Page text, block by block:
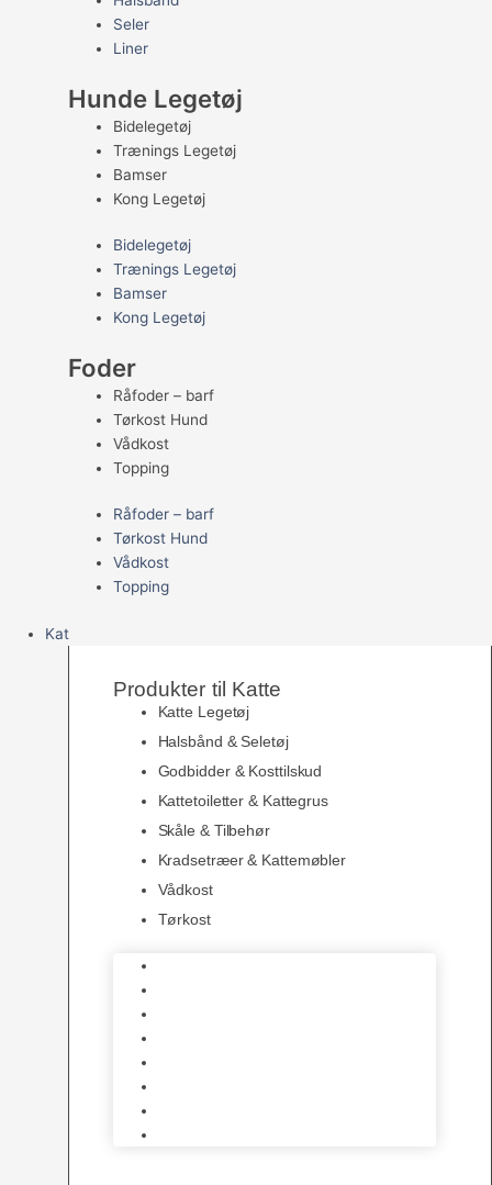
Seler
Liner
Hunde Legetøj
Bidelegetøj
Trænings Legetøj
Bamser
Kong Legetøj
Bidelegetøj
Trænings Legetøj
Bamser
Kong Legetøj
Foder
Råfoder – barf
Tørkost Hund
Vådkost
Topping
Råfoder – barf
Tørkost Hund
Vådkost
Topping
Kat
Produkter til Katte
Katte Legetøj
Halsbånd & Seletøj
Godbidder & Kosttilskud
Kattetoiletter & Kattegrus
Skåle & Tilbehør
Kradsetræer & Kattemøbler
Vådkost
Tørkost